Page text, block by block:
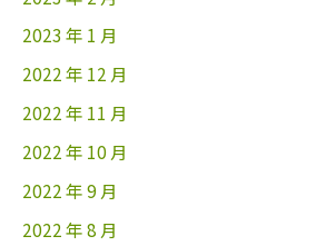
2023 年 1 月
2022 年 12 月
2022 年 11 月
2022 年 10 月
2022 年 9 月
2022 年 8 月